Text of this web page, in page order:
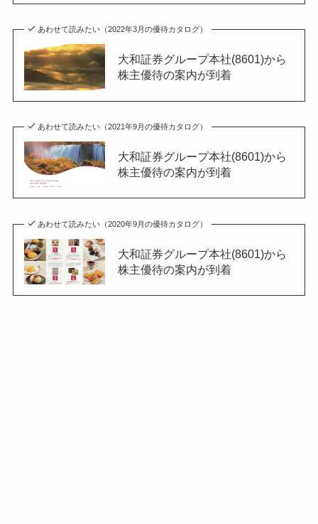
あわせて読みたい（2022年3月の優待カタログ）
大和証券グループ本社(8601)から
株主優待の案内が到着
あわせて読みたい（2021年9月の優待カタログ）
大和証券グループ本社(8601)から
株主優待の案内が到着
あわせて読みたい（2020年9月の優待カタログ）
大和証券グループ本社(8601)から
株主優待の案内が到着